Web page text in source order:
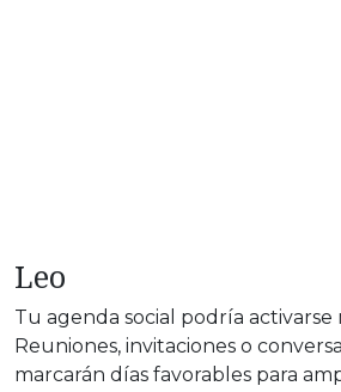
Leo
Tu agenda social podría activarse
Reuniones, invitaciones o
marcarán días favorables para